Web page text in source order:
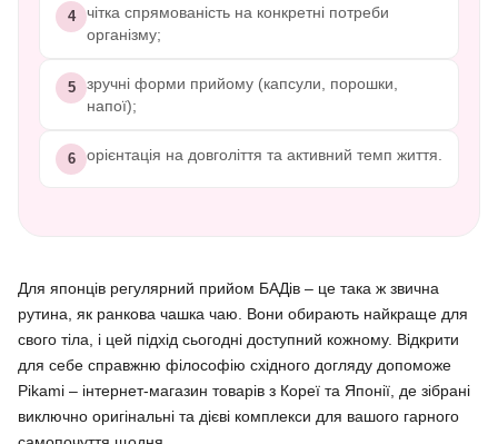
4
чітка спрямованість на конкретні потреби
організму;
5
зручні форми прийому (капсули, порошки,
напої);
6 орієнтація на довголіття та активний темп життя.
Для японців регулярний прийом БАДів – це така ж звична
рутина, як ранкова чашка чаю. Вони обирають найкраще для
свого тіла, і цей підхід сьогодні доступний кожному. Відкрити
для себе справжню філософію східного догляду допоможе
Pikami – інтернет-магазин товарів з Кореї та Японії, де зібрані
виключно оригінальні та дієві комплекси для вашого гарного